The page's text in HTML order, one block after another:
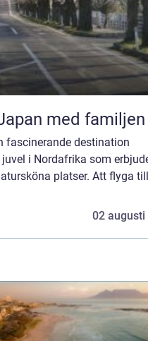
med familjen
fascinerande destination
i Nordafrika som
platser. Att flyga till
02 augusti